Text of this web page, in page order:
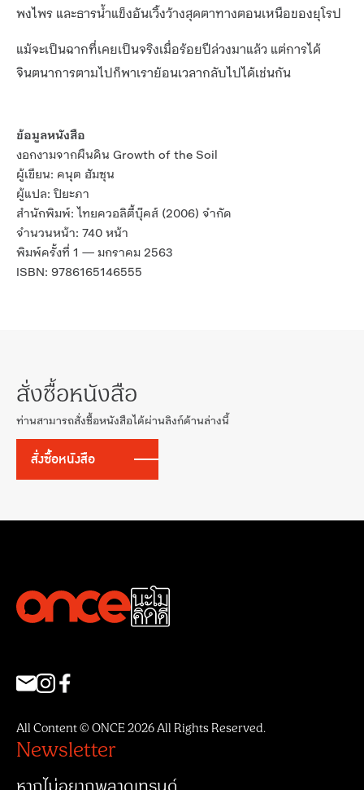
พงไพร และธารน้ำแข็งอันเวิ้งว้างสุดตาทางตอนเหนือของยุโรป
แม้จะเป็นฉากที่เคยเป็นจริงเมื่อร้อยปีล่วงมาแล้ว แต่การได้
จินตนาการตามไปก็พาเราย้อนเวลากลับไปได้เช่นกัน
ข้อมูลหนังสือ
งอกงามจากผืนดิน Growth of the Soil
ผู้เขียน: คนุต ฮัมซุน
ผู้แปล: ปิยะภา
สำนักพิมพ์: ไทยควอลิตี้บุ๊คส์ (2006) จำกัด
จำนวนหน้า: 740 หน้า
พิมพ์ครั้งที่ 1 — มกราคม 2563
ISBN: 9786165146555
สั่งซื้อหนังสือ
ท่านสามารถสั่งซื้อหนังสือได้ผ่านลิงก์ด้านล่างนี้
สั่งซื้อหนังสือ
All Content © ONCE 2026 All Rights Reserved.
Newsletter